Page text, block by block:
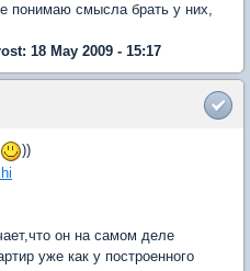
понимаю смысла брать у них,
18 May 2009 - 15:17
))
он на самом деле
уже как у построенного